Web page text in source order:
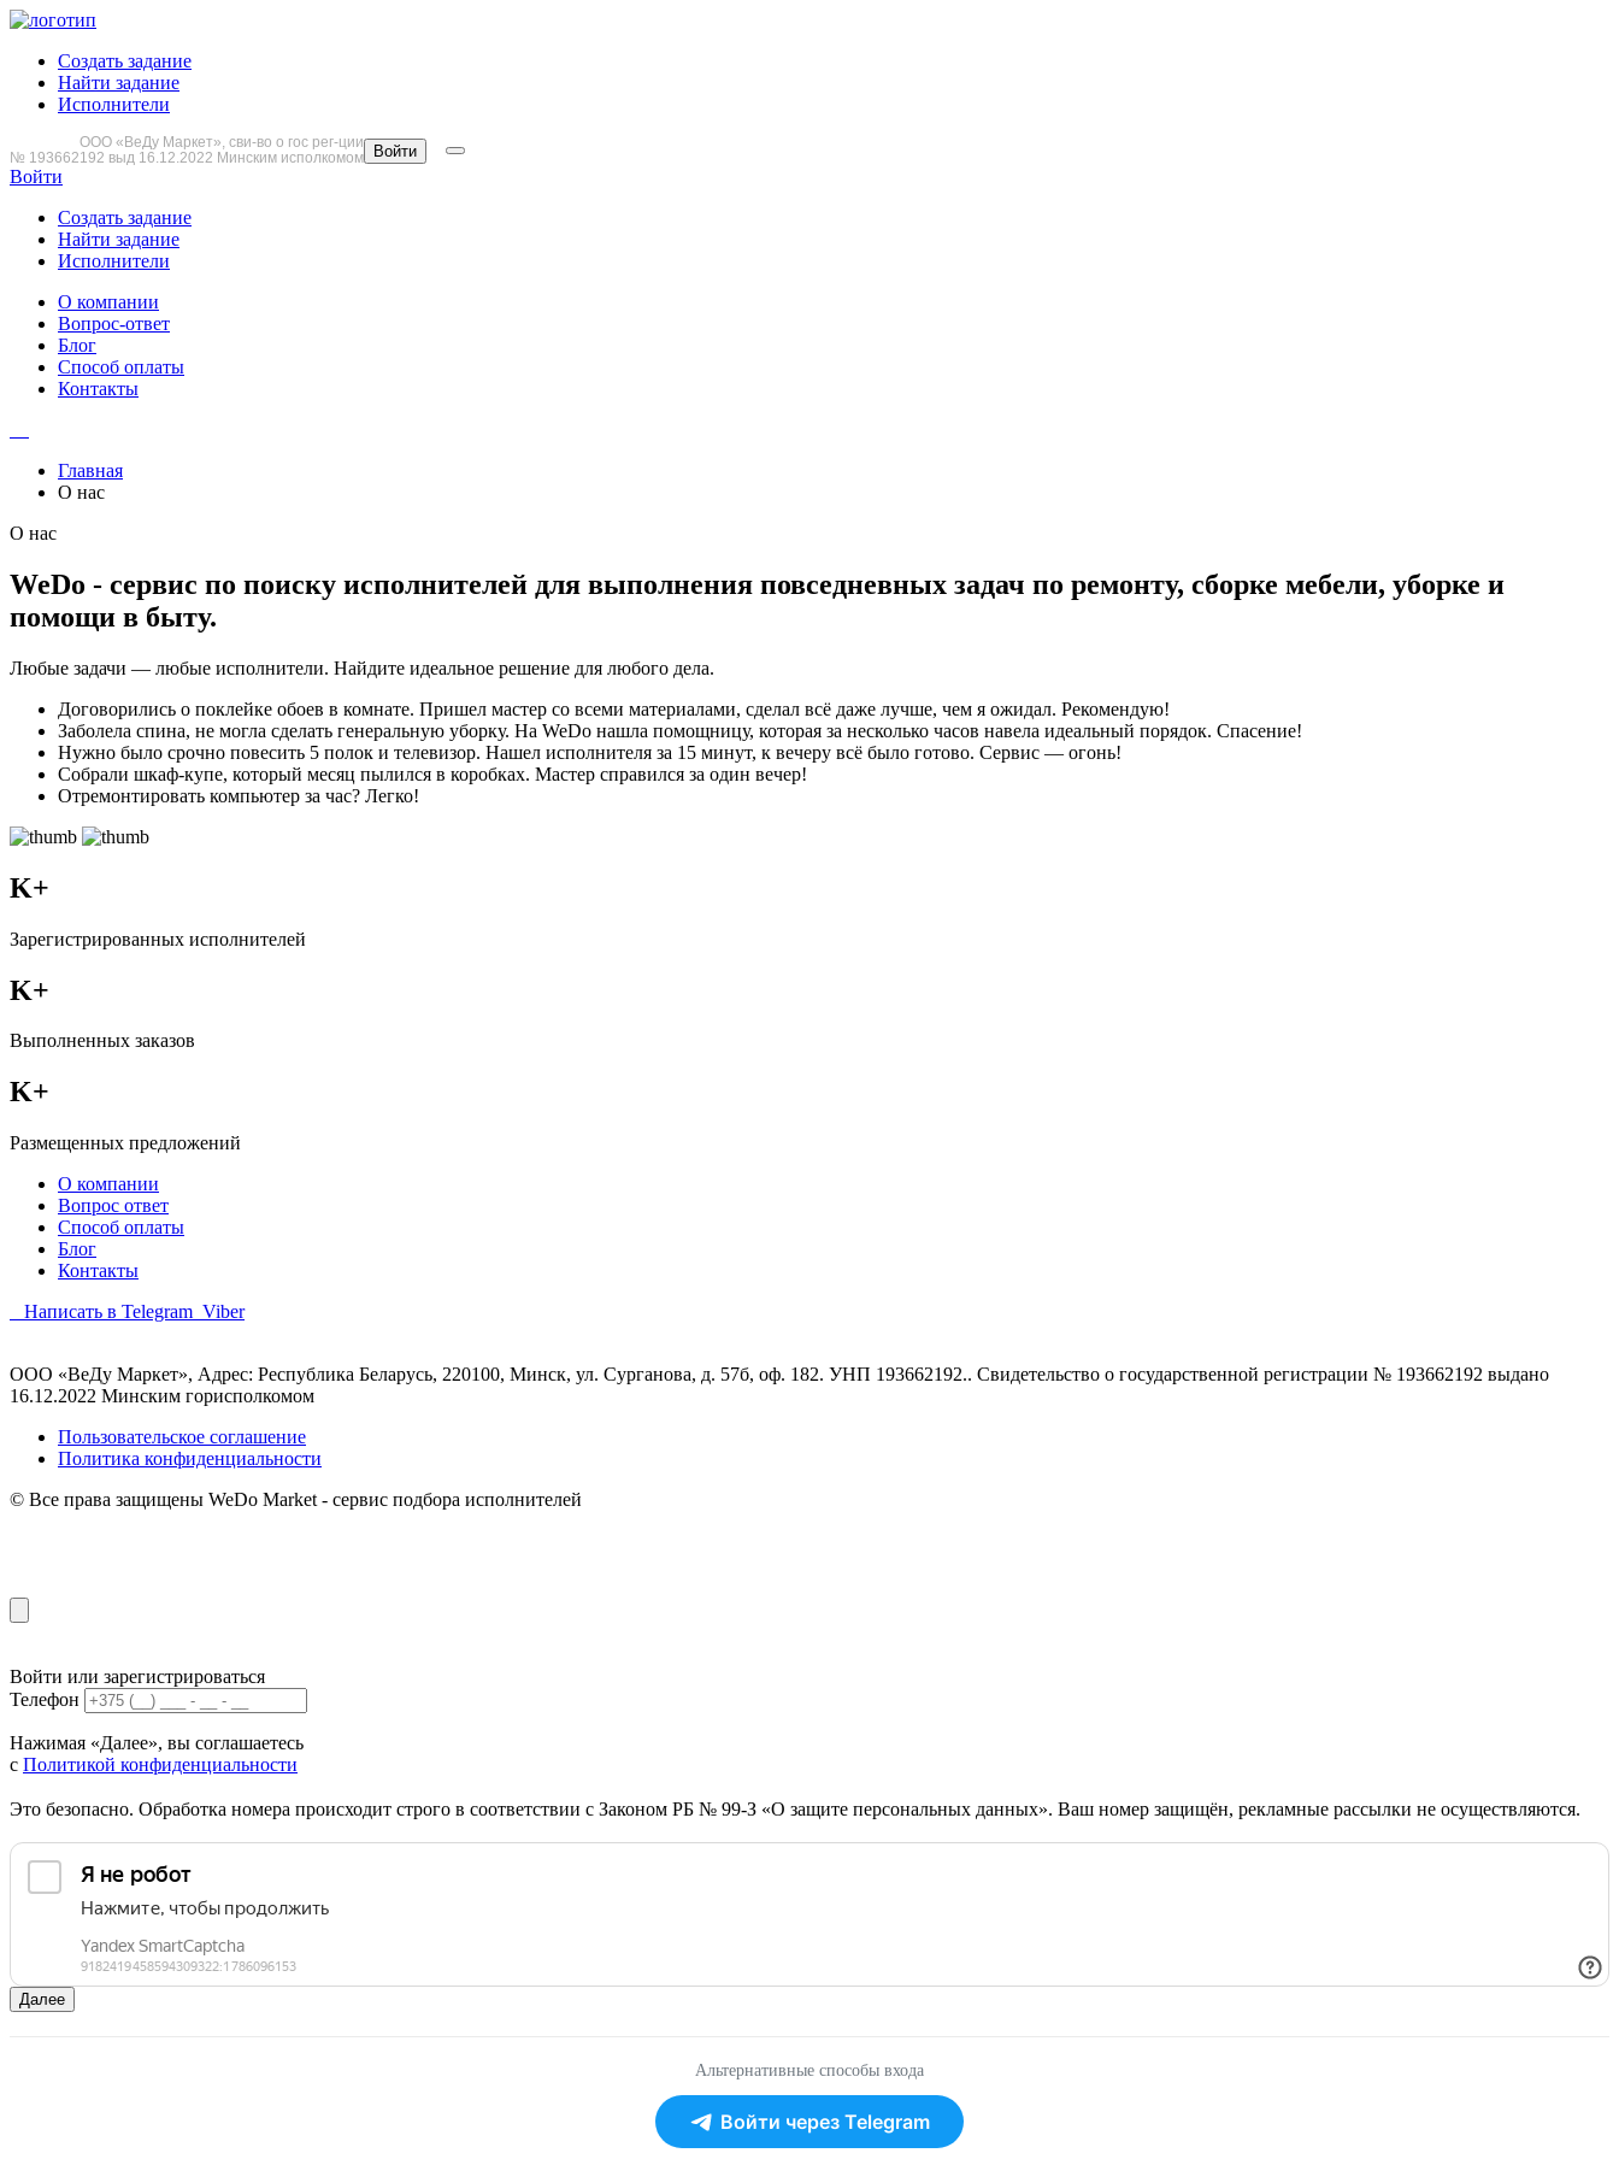
Создать задание
Найти задание
Исполнители
ООО «ВеДу Маркет», сви-во о гос рег-ции
№ 193662192 выд 16.12.2022 Минским исполкомом
Войти
Войти
Создать задание
Найти задание
Исполнители
О компании
Вопрос-ответ
Блог
Способ оплаты
Контакты
Главная
О нас
О нас
WeDo - сервис по поиску исполнителей для выполнения повседневных задач по ремонту, сборке мебели, уборке и
помощи в быту.
Любые задачи — любые исполнители. Найдите идеальное решение для любого дела.
Договорились о поклейке обоев в комнате. Пришел мастер со всеми материалами, сделал всё даже лучше, чем я ожидал. Рекомендую!
Заболела спина, не могла сделать генеральную уборку. На WeDo нашла помощницу, которая за несколько часов навела идеальный порядок. Спасение!
Нужно было срочно повесить 5 полок и телевизор. Нашел исполнителя за 15 минут, к вечеру всё было готово. Сервис — огонь!
Собрали шкаф-купе, который месяц пылился в коробках. Мастер справился за один вечер!
Отремонтировать компьютер за час? Легко!
K+
Зарегистрированных исполнителей
K+
Выполненных заказов
K+
Размещенных предложений
О компании
Вопрос ответ
Способ оплаты
Блог
Контакты
Написать в Telegram Viber
ООО «ВеДу Маркет», Адрес: Республика Беларусь, 220100, Минск, ул. Сурганова, д. 57б, оф. 182. УНП 193662192.. Свидетельство о государственной регистрации № 193662192 выдано
16.12.2022 Минским горисполкомом
Пользовательское соглашение
Политика конфиденциальности
© Все права защищены WeDo Market - сервис подбора исполнителей
Войти или зарегистрироваться
Телефон
Нажимая «Далее», вы соглашаетесь
с Политикой конфиденциальности
Это безопасно. Обработка номера происходит строго в соответствии с Законом РБ № 99-З «О защите персональных данных». Ваш номер защищён, рекламные рассылки не осуществляются.
Далее
Альтернативные способы входа
Войти через Telegram